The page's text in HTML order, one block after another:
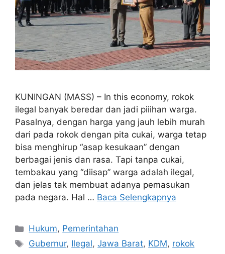
KUNINGAN (MASS) – In this economy, rokok
ilegal banyak beredar dan jadi piiihan warga.
Pasalnya, dengan harga yang jauh lebih murah
dari pada rokok dengan pita cukai, warga tetap
bisa menghirup “asap kesukaan” dengan
berbagai jenis dan rasa. Tapi tanpa cukai,
tembakau yang “diisap” warga adalah ilegal,
dan jelas tak membuat adanya pemasukan
pada negara. Hal … Baca Selengkapnya
Kategori
Hukum, Pemerintahan
Tag
Gubernur, Ilegal,Jawa Barat, KDM, rokok